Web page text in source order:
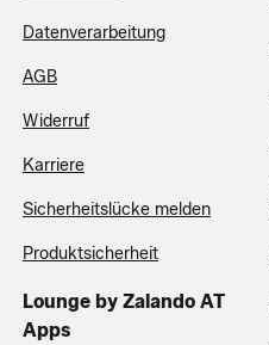
Datenverarbeitung
AGB
Widerruf
Karriere
Sicherheitslücke melden
Produktsicherheit
Lounge by Zalando AT
Apps